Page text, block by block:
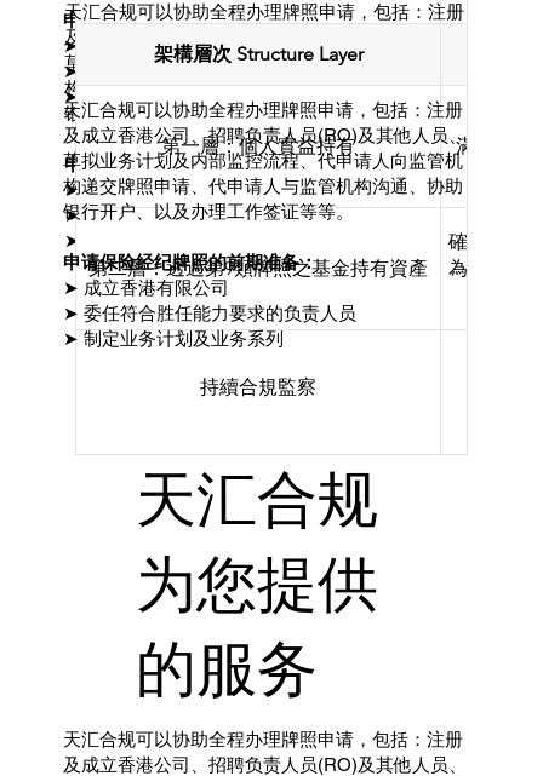
申请保险经纪牌照的前期准备：
➤ 成立香港有限公司
➤ 委任符合胜任能力要求的负责人员
➤ 制定业务计划及业务系列
投資規定審查
簽證審批
持續合規監察
天汇合规可以协助全程办理牌照申请，包括：注册
及成立香港公司、招聘负责人员(RO)及其他人员、
草拟业务计划及内部监控流程、代申请人向监管机
构递交牌照申请、代申请人与监管机构沟通、协助
银行开户、以及办理工作签证等等。
申请保险经纪牌照的前期准备：
➤ 成立香港有限公司
➤ 委任符合胜任能力要求的负责人员
➤ 制定业务计划及业务系列
架構層次 Structure Layer
第一層：個人實益持有 滿足
第二層：透過第9類牌照之基金持有資產
確保3,000
為例：基
天汇合规可以协助全程办理牌照申请，包括：注册
及成立香港公司、招聘负责人员(RO)及其他人员、
草拟业务计划及内部监控流程、代申请人向监管机
构递交牌照申请、代申请人与监管机构沟通、协助
银行开户、以及办理工作签证等等。
申请保险经纪牌照的前期准备：
➤ 成立香港有限公司
➤ 委任符合胜任能力要求的负责人员
➤ 制定业务计划及业务系列
天汇合规
为您提供
的服务
天汇合规可以协助全程办理牌照申请，包括：注册
及成立香港公司、招聘负责人员(RO)及其他人员、